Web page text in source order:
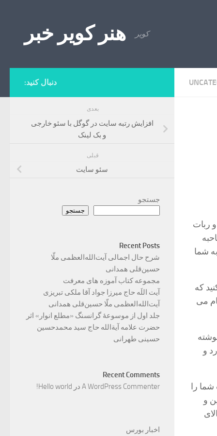
هنر کویر خبر کویر
ربات
شما
که
می
و
را
و
دنبال کنید:
بعدی
افزایش رتبه سایت در گوگل با سئو خارجی
و بک لینک
قبلی
سئو سایت
جستجو
جستجو
Recent Posts
شرح حال اجمالی آیت‌الله‌العظمی ملّا
حسین‌قلی همدانی
مجموعه کتاب آموزه های معرفت
آیت اللَه حاج میرزا جواد آقا ملکی تبریزی
آیت‌الله‌العظمی ملّا حسین‌قلی همدانی
جلد اول از موسوعۀ گرانسنگ «مطلع انوار» اثر
حضرت علامه آیة‌الله حاج سید محمدحسین
حسینی طهرانی
Recent Comments
A WordPress Commenter در Hello world!
اخبار بورس